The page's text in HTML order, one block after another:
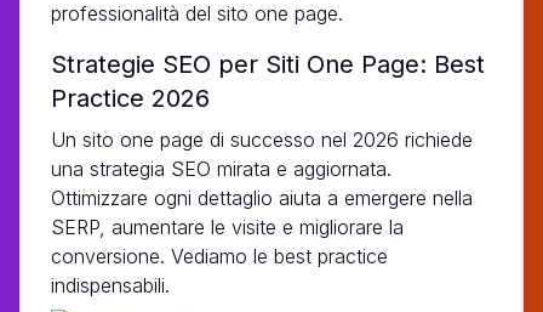
professionalità del sito one page.
Strategie SEO per Siti One Page: Best
Practice 2026
Un sito one page di successo nel 2026 richiede
una strategia SEO mirata e aggiornata.
Ottimizzare ogni dettaglio aiuta a emergere nella
SERP, aumentare le visite e migliorare la
conversione. Vediamo le best practice
indispensabili.